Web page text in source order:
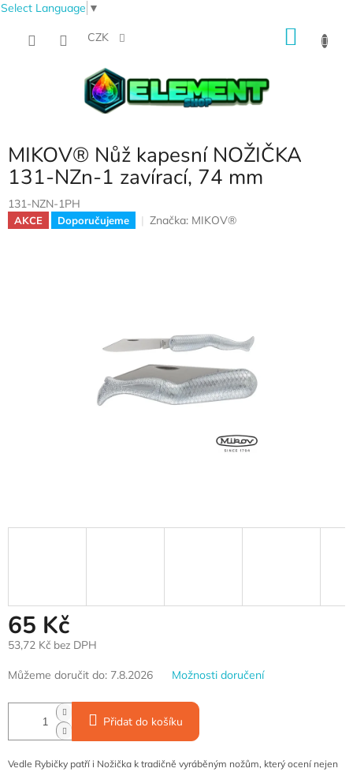
Select Language ▼
CZK
MIKOV® Nůž kapesní NOŽIČKA
131-NZn-1 zavírací, 74 mm
131-NZN-1PH
AKCE Doporučujeme Značka: MIKOV®
65 Kč
53,72 Kč bez DPH
Měrná
cena:
Můžeme doručit do: 7.8.2026 Možnosti doručení
Přidat do košíku
Vedle Rybičky patří i Nožička k tradičně vyráběným nožům, který ocení nejen